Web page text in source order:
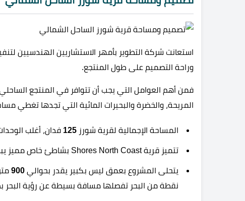
استعانت شركة التطوير بأمهر الاستشاريين الهندسيين
وراحة التصميم على طول المنتجع.
فمن أهم العوامل التي يجب أن تتوافر في المنتجع
المريحة، والخضرة والبحيرات المائية التي تجدها تغطي
المساحة الإجمالية لقرية شورز 125 فدان، أغلب
تتميز قرية Shores North Coast بشاطئ خاص مميز يبلغ طوله
يتحلى المشروع بعمق ليس بكبير يقدر بحوالي 900
نقطة من البحر تفصلها مسافة بسيطة عن رؤية